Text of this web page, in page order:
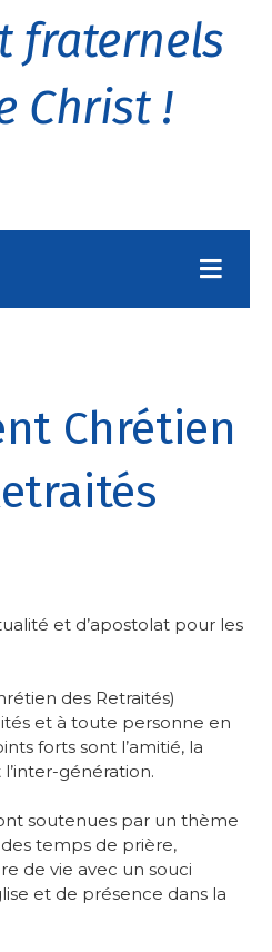
fraternels
Christ !
Chrétien
et d’apostolat pour les
des Retraités)
et à toute personne en
forts sont l’amitié, la
génération.
soutenues par un thème
temps de prière,
de vie avec un souci
et de présence dans la